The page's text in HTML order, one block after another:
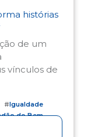
histórias
de um
vínculos de
#Igualdade
do Bem